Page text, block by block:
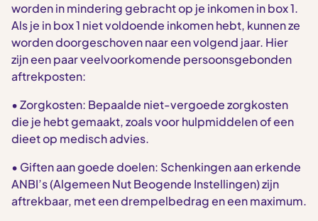
worden in mindering gebracht op je inkomen in box 1.
Als je in box 1 niet voldoende inkomen hebt, kunnen ze
worden doorgeschoven naar een volgend jaar. Hier
zijn een paar veelvoorkomende persoonsgebonden
aftrekposten:
• Zorgkosten: Bepaalde niet-vergoede zorgkosten
die je hebt gemaakt, zoals voor hulpmiddelen of een
dieet op medisch advies.
• Giften aan goede doelen: Schenkingen aan erkende
ANBI’s (Algemeen Nut Beogende Instellingen) zijn
aftrekbaar, met een drempelbedrag en een maximum.